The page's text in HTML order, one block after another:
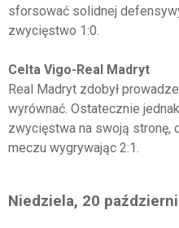
sforsować solidnej
zwycięstwo 1:0.
Celta Vigo-Real Madryt
Real Madryt zdobył
wyrównać. Ostatecznie
zwycięstwa na swoją stronę,
meczu wygrywając 2:1.
Niedziela, 20